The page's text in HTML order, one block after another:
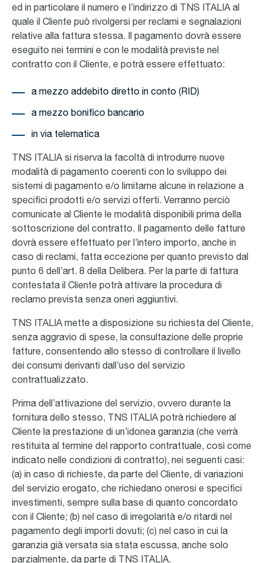
ed in particolare il numero e l’indirizzo di TNS ITALIA al
quale il Cliente può rivolgersi per reclami e segnalazioni
relative alla fattura stessa. Il pagamento dovrà essere
eseguito nei termini e con le modalità previste nel
contratto con il Cliente, e potrà essere effettuato:
a mezzo addebito diretto in conto (RID)
a mezzo bonifico bancario
in via telematica
TNS ITALIA si riserva la facoltà di introdurre nuove
modalità di pagamento coerenti con lo sviluppo dei
sistemi di pagamento e/o limitarne alcune in relazione a
specifici prodotti e/o servizi offerti. Verranno perciò
comunicate al Cliente le modalità disponibili prima della
sottoscrizione del contratto. Il pagamento delle fatture
dovrà essere effettuato per l’intero importo, anche in
caso di reclami, fatta eccezione per quanto previsto dal
punto 6 dell’art. 8 della Delibera. Per la parte di fattura
contestata il Cliente potrà attivare la procedura di
reclamo prevista senza oneri aggiuntivi.
TNS ITALIA mette a disposizione su richiesta del Cliente,
senza aggravio di spese, la consultazione delle proprie
fatture, consentendo allo stesso di controllare il livello
dei consumi derivanti dall’uso del servizio
contrattualizzato.
Prima dell’attivazione del servizio, ovvero durante la
fornitura dello stesso, TNS ITALIA potrà richiedere al
Cliente la prestazione di un’idonea garanzia (che verrà
restituita al termine del rapporto contrattuale, così come
indicato nelle condizioni di contratto), nei seguenti casi:
(a) in caso di richieste, da parte del Cliente, di variazioni
del servizio erogato, che richiedano onerosi e specifici
investimenti, sempre sulla base di quanto concordato
con il Cliente; (b) nel caso di irregolarità e/o ritardi nel
pagamento degli importi dovuti; (c) nel caso in cui la
garanzia già versata sia stata escussa, anche solo
parzialmente, da parte di TNS ITALIA.